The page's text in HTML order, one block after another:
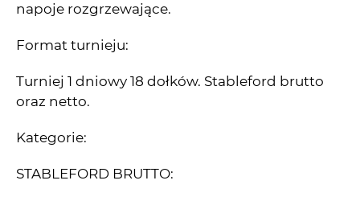
napoje rozgrzewające.
Format turnieju:
Turniej 1 dniowy 18 dołków. Stableford brutto
oraz netto.
Kategorie:
STABLEFORD BRUTTO: